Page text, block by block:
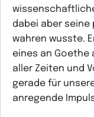
dabei aber
wahren wusste.
eines an Goethe
aller Zeiten und
gerade für
anregende